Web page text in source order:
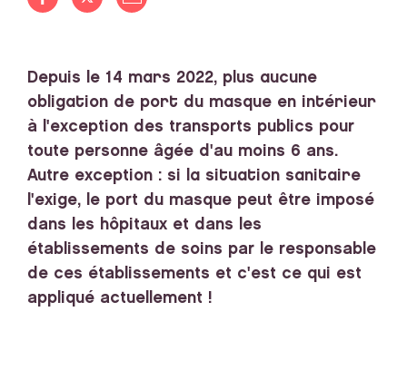
Depuis le 14 mars 2022, plus aucune
obligation de port du masque en intérieur
à l'exception des transports publics pour
toute personne âgée d'au moins 6 ans.
Autre exception : si la situation sanitaire
l'exige,
le port du masque peut être imposé
dans les hôpitaux et dans les
établissements de soins par le responsable
de ces établissements et c'est ce qui est
appliqué actuellement !